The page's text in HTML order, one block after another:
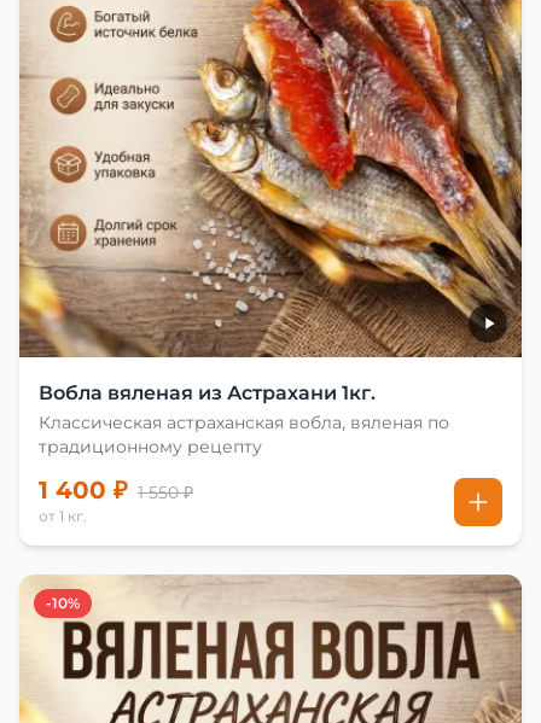
Вобла вяленая из Астрахани 1кг.
Классическая астраханская вобла, вяленая по
традиционному рецепту
1 400 ₽ 1 550 ₽
от 1 кг.
-10%